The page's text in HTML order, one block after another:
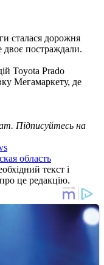
сталася дорожня
двоє постраждали.
Toyota Prado
Мегамаркету, де
Підписуйтесь на
область
текст і
це редакцію.